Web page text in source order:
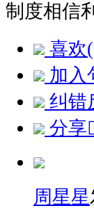
制度相信
喜欢
加入
纠错
分享
周星星